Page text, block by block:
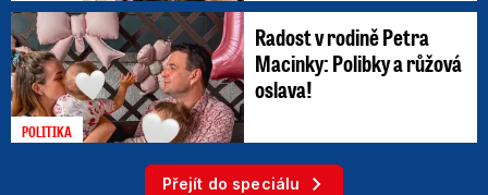
POLITIKA
Radost v rodině Petra
Macinky: Polibky a růžová
oslava!
Přejít do speciálu